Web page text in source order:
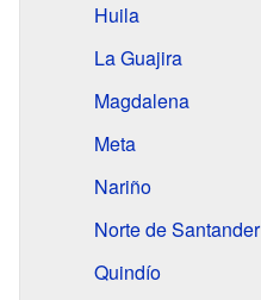
Huila
La Guajira
Magdalena
Meta
Nariño
Norte de Santander
Quindío